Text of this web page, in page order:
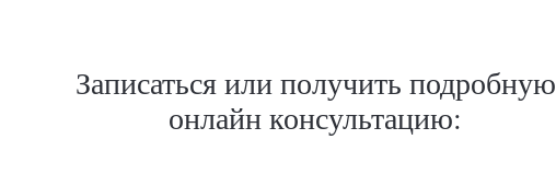
Записаться или получить подробную
онлайн консультацию: